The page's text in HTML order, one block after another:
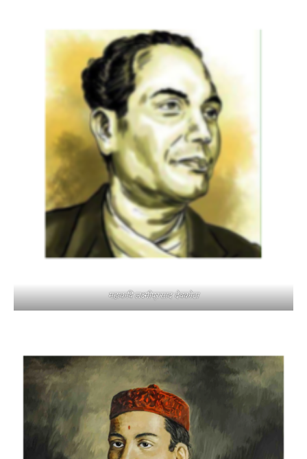
महाकवि लक्ष्मीप्रसाद देवकोटा